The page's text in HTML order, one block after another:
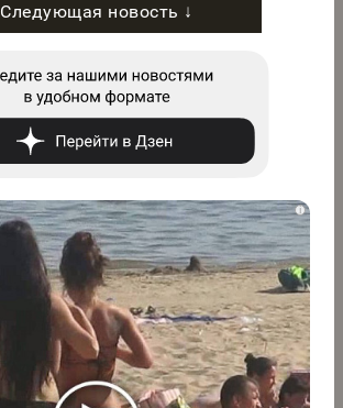
Следующая новость ↓
i